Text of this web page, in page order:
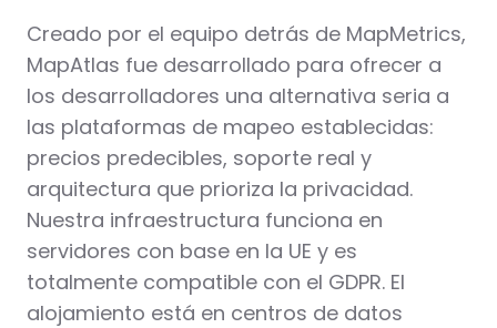
Creado por el equipo detrás de MapMetrics,
MapAtlas fue desarrollado para ofrecer a
los desarrolladores una alternativa seria a
las plataformas de mapeo establecidas:
precios predecibles, soporte real y
arquitectura que prioriza la privacidad.
Nuestra infraestructura funciona en
servidores con base en la UE y es
totalmente compatible con el GDPR. El
alojamiento está en centros de datos